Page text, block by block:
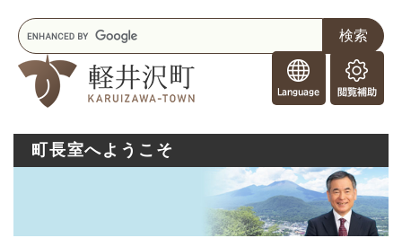
o
e
i
g
n
閲
覧
キ
ー
ワ
町長室へようこそ